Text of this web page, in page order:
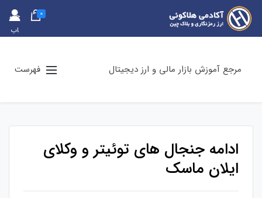
حس
اب
0
مرجع آموزش بازار مالی و ارز دیجیتال فهرست
ادامه جنجال های توئیتر و وکلای
ایلان ماسک